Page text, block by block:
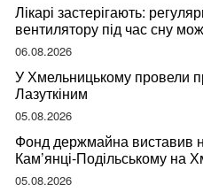
Лікарі застерігають:
вентилятору під час сну
ваше здоров’я
06.08.2026
У Хмельницькому провели
Лазуткіним
05.08.2026
Фонд держмайна виставив
Кам’янці-Подільському на
05.08.2026